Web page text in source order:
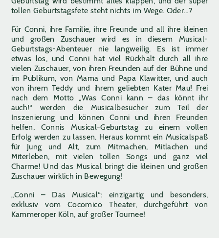
tollen Geburtstagsfete steht nichts im Wege. Oder…?
Für Conni, ihre Familie, ihre Freunde und all ihre kleinen
und großen Zuschauer wird es in diesem Musical-
Geburtstags-Abenteuer nie langweilig. Es ist immer
etwas los, und Conni hat viel Rückhalt durch all ihre
vielen Zuschauer, von ihren Freunden auf der Bühne und
im Publikum, von Mama und Papa Klawitter, und auch
von ihrem Teddy und ihrem geliebten Kater Mau! Frei
nach dem Motto „Was Conni kann – das könnt ihr
auch!“ werden die Musicalbesucher zum Teil der
Inszenierung und können Conni und ihren Freunden
helfen, Connis Musical-Geburtstag zu einem vollen
Erfolg werden zu lassen. Heraus kommt ein Musicalspaß
für Jung und Alt, zum Mitmachen, Mitlachen und
Miterleben, mit vielen tollen Songs und ganz viel
Charme! Und das Musical bringt die kleinen und großen
Zuschauer wirklich in Bewegung!
„Conni – Das Musical“: einzigartig und besonders,
exklusiv vom Cocomico Theater, durchgeführt von
Kammeroper Köln, auf großer Tournee!